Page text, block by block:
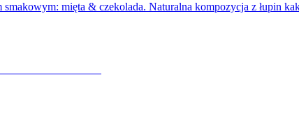
mięta & czekolada. Naturalna kompozycja z łupin